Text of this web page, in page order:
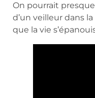
On pourrait
d’un veilleur dans
que la vie